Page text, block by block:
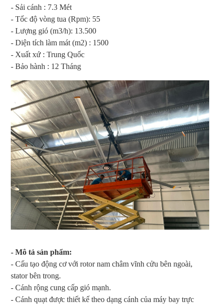
- Sải cánh : 7.3 Mét
- Tốc độ vòng tua (Rpm): 55
- Lượng gió (m3/h): 13.500
- Diện tích làm mát (m2) : 1500
- Xuất xứ : Trung Quốc
- Bảo hành : 12 Tháng
- Mô tả sản phẩm:
- Cấu tạo động cơ với rotor nam châm vĩnh cửu bên ngoài,
stator bên trong.
- Cánh rộng cung cấp gió mạnh.
- Cánh quạt được thiết kế theo dạng cánh của máy bay trực